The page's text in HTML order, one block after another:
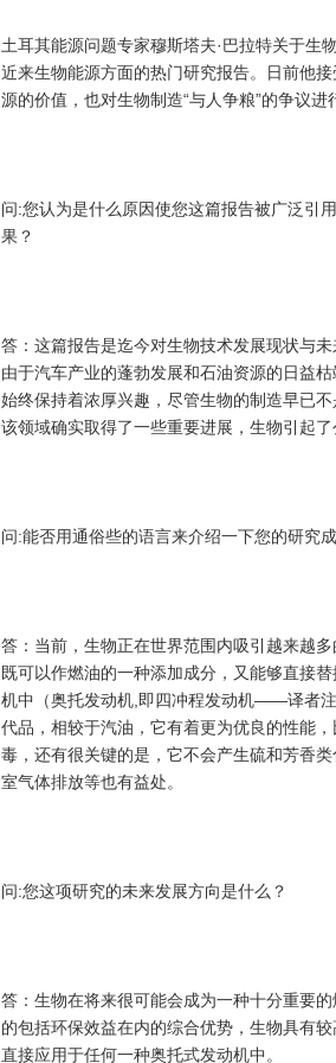
土耳其能源问题专家穆斯塔夫·巴拉特关于生
近来生物能源方面的热门研究报告。日前他
源的价值，也对生物制造“与人争粮”的争议进
问:您认为是什么原因使您这篇报告被广泛引
果？
答：这篇报告是迄今对生物技术发展现状与未
由于汽车产业的蓬勃发展和石油资源的日益
始终保持着浓厚兴趣，尽管生物的制造早已
该领域确实取得了一些重要进展，生物引起了
问:能否用通俗些的语言来介绍一下您的研究
答：当前，生物正在世界范围内吸引越来越
既可以作燃油的一种添加成分，又能够直接
机中（奥托发动机,即四冲程发动机——译者
代品，相较于汽油，它有着更为优良的性能
毒，还有很关键的是，它不会产生硫和芳香
室气体排放等也有益处。
问:您这项研究的未来发展方向是什么？
答：生物在将来很可能会成为一种十分重要
的包括环保效益在内的综合优势，生物具有
直接应用于任何一种奥托式发动机中。